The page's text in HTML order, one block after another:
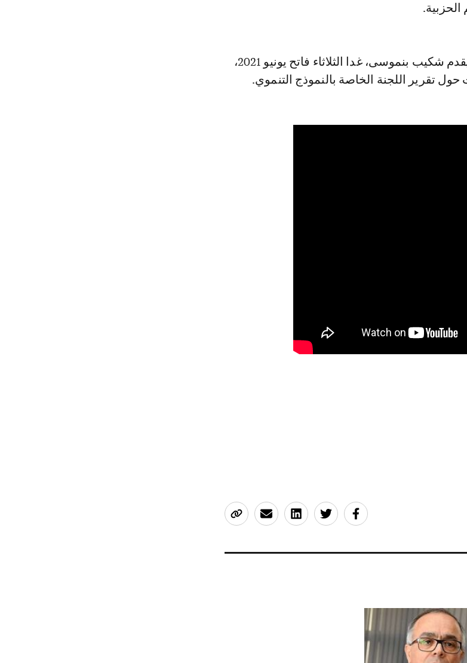
من جانب آخر، من المنتظر أن يقدم شكيب بنموسى، غدا الثلاثاء فاتح يونيو 2021،
تقرير اللجنة الخاصة بالنموذج التنموي.